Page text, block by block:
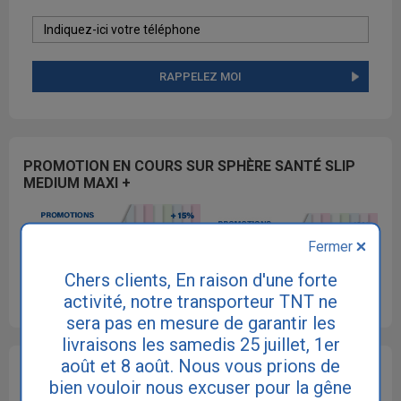
RAPPELEZ MOI
PROMOTION EN COURS SUR SPHÈRE SANTÉ SLIP
MEDIUM MAXI +
Offre valable sur la gamme Sphère Santé Slip jusqu'au 15/08/2026
OBTENIR UN ÉCHANTILLON DE : SPHÈRE SANTÉ SLIP
MEDIUM MAXI +
Chers clients, En raison d'une forte
activité, notre transporteur TNT ne
sera pas en mesure de garantir les
livraisons les samedis 25 juillet, 1er
août et 8 août. Nous vous prions de
bien vouloir nous excuser pour la gêne
Fermer